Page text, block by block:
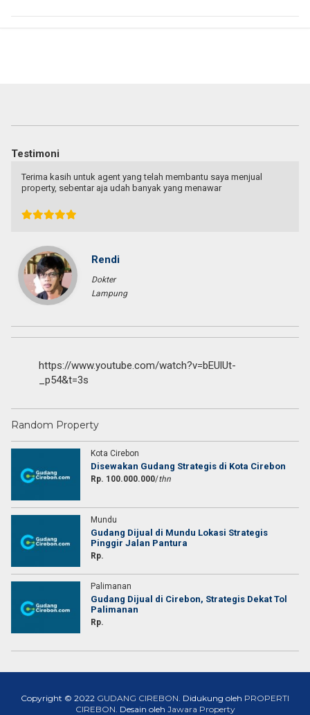
Testimoni
Terima kasih untuk agent yang telah membantu saya menjual
property, sebentar aja udah banyak yang menawar
Rendi
Dokter
Lampung
https://www.youtube.com/watch?v=bEUlUt-
_p54&t=3s
Random Property
Kota Cirebon
Disewakan Gudang Strategis di Kota Cirebon
Rp. 100.000.000/thn
Mundu
Gudang Dijual di Mundu Lokasi Strategis
Pinggir Jalan Pantura
Rp.
Palimanan
Gudang Dijual di Cirebon, Strategis Dekat Tol
Palimanan
Rp.
Copyright © 2022 GUDANG CIREBON . Didukung oleh PROPERTI
CIREBON . Desain oleh Jawara Property